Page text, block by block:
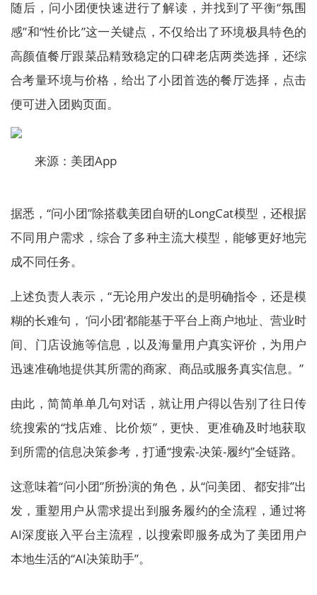
随后，问小团便快速进行了解读，并找到了平衡“氛围
感”和“性价比”这一关键点，不仅给出了环境极具特色的
高颜值餐厅跟菜品精致稳定的口碑老店两类选择，还综
合考量环境与价格，给出了小团首选的餐厅选择，点击
便可进入团购页面。
来源：美团App
据悉，“问小团”除搭载美团自研的LongCat模型，还根据
不同用户需求，综合了多种主流大模型，能够更好地完
成不同任务。
上述负责人表示，“无论用户发出的是明确指令，还是模
糊的长难句， ‘问小团’都能基于平台上商户地址、营业时
间、门店设施等信息，以及海量用户真实评价，为用户
迅速准确地提供其所需的商家、商品或服务真实信息。”
由此，简简单单几句对话，就让用户得以告别了往日传
统搜索的“找店难、比价烦”，更快、更准确及时地获取
到所需的信息决策参考，打通“搜索-决策-履约”全链路。
这意味着“问小团”所扮演的角色，从“问美团、都安排”出
发，重塑用户从需求提出到服务履约的全流程，通过将
AI深度嵌入平台主流程，以搜索即服务成为了美团用户
本地生活的“AI决策助手”。